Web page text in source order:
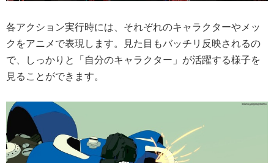
各アクション実行時には、それぞれのキャラクターやメッ
クをアニメで表現します。見た目もバッチリ反映されるの
で、しっかりと「自分のキャラクター」が活躍する様子を
見ることができます。